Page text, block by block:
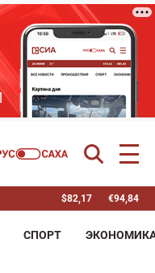
$82,17 €94,84
СПОРТ